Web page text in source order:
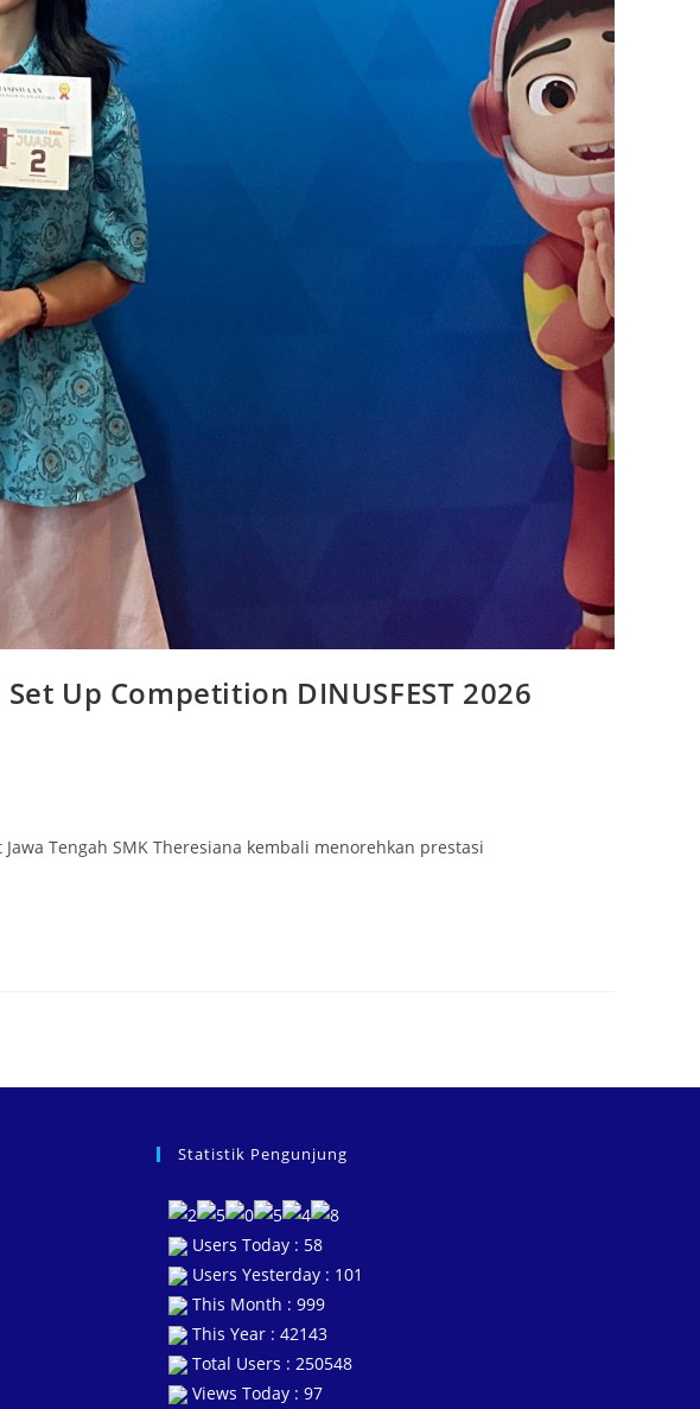
Up Competition DINUSFEST 2026
Jawa Tengah SMK Theresiana kembali menorehkan prestasi
Statistik Pengunjung
Users Today : 58
Users Yesterday : 101
This Month : 999
This Year : 42143
Total Users : 250548
Views Today : 97